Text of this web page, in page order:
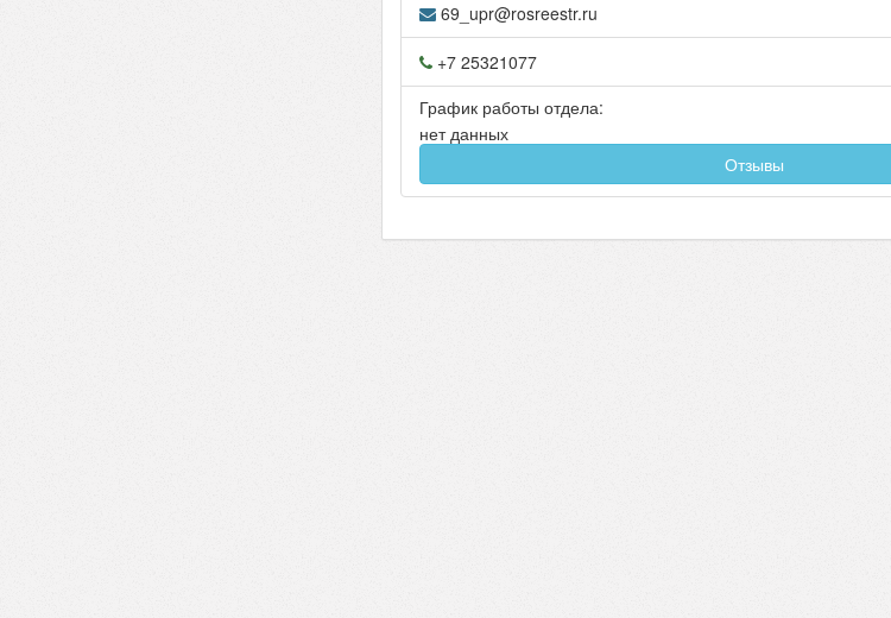
69_upr@rosreestr.ru
+7 25321077
График работы отдела:
нет данных
Отзывы